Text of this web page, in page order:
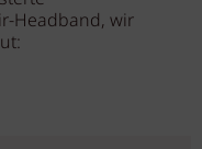
Headband, wir